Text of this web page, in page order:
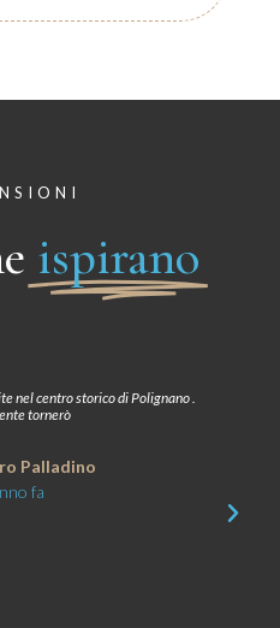
ispirano
nel centro storico di Polignano .
tornerò
Palladino
fa